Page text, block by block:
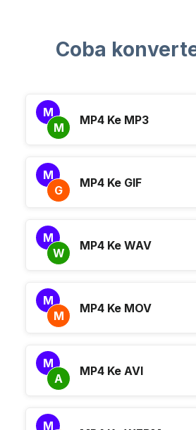
Coba
M
M
MP4 Ke MP3
M
G
MP4 Ke GIF
M
W
MP4 Ke WAV
M
M
MP4 Ke MOV
M
A
MP4 Ke AVI
M